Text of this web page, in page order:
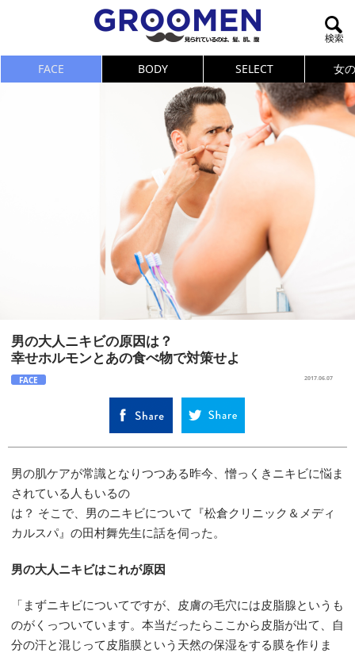
FACE BODY SELECT 女
男の大人ニキビの原因は？
幸せホルモンとあの食べ物で対策せよ
FACE 2017.06.07
男の肌ケアが常識となりつつある昨今、憎っくきニキビに悩ま
されている人もいるの
は？ そこで、男のニキビについて『松倉クリニック＆メディ
カルスパ』の田村舞先生に話を伺った。
男の大人ニキビはこれが原因
「まずニキビについてですが、皮膚の毛穴には皮脂腺というも
のがくっついています。本当だったらここから皮脂が出て、自
分の汗と混じって皮脂膜という天然の保湿をする膜を作りま